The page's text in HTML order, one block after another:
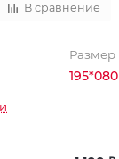
В сравнение
Размер
195*080